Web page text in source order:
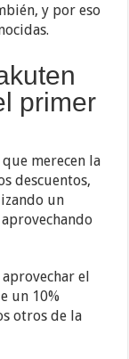
y por eso
primer
merecen la
descuentos,
un
el
un 10%
otros de la